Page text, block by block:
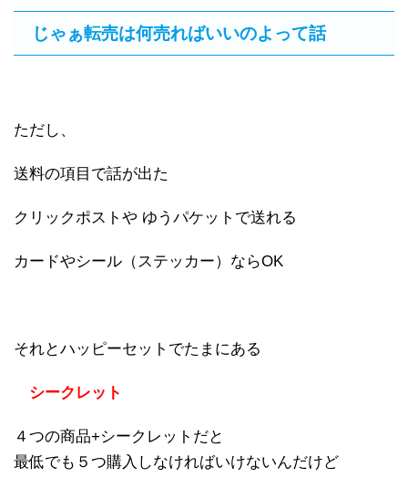
じゃぁ転売は何売ればいいのよって話
ただし、
送料の項目で話が出た
クリックポストや ゆうパケットで送れる
カードやシール（ステッカー）ならOK
それとハッピーセットでたまにある
シークレット
４つの商品+シークレットだと
最低でも５つ購入しなければいけないんだけど